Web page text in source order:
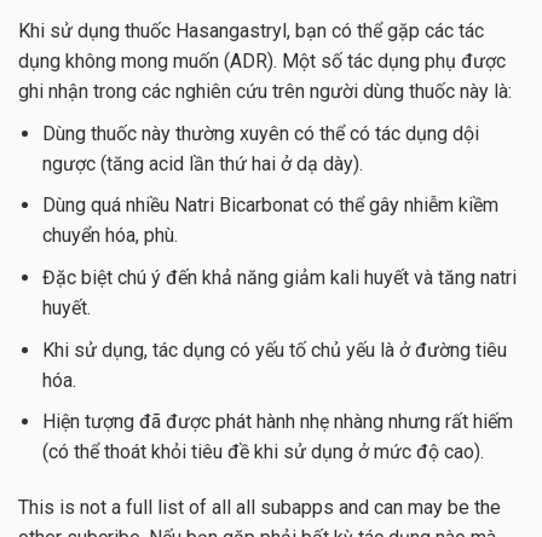
Khi sử dụng thuốc Hasangastryl, bạn có thể gặp các tác
dụng không mong muốn (ADR). Một số tác dụng phụ được
ghi nhận trong các nghiên cứu trên người dùng thuốc này là:
Dùng thuốc này thường xuyên có thể có tác dụng dội
ngược (tăng acid lần thứ hai ở dạ dày).
Dùng quá nhiều Natri Bicarbonat có thể gây nhiễm kiềm
chuyển hóa, phù.
Đặc biệt chú ý đến khả năng giảm kali huyết và tăng natri
huyết.
Khi sử dụng, tác dụng có yếu tố chủ yếu là ở đường tiêu
hóa.
Hiện tượng đã được phát hành nhẹ nhàng nhưng rất hiếm
(có thể thoát khỏi tiêu đề khi sử dụng ở mức độ cao).
This is not a full list of all all subapps and can may be the